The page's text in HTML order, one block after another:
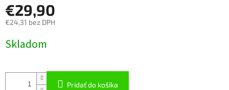
€29,90
€24,31 bez DPH
cena:
Skladom
Pridať do košíka